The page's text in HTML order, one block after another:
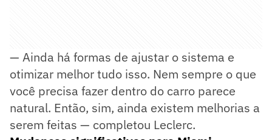
— Ainda há formas de ajustar o sistema e
otimizar melhor tudo isso. Nem sempre o que
você precisa fazer dentro do carro parece
natural. Então, sim, ainda existem melhorias a
serem feitas — completou Leclerc.